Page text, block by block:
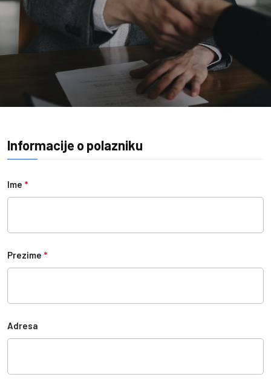
Informacije o polazniku
Ime *
Prezime *
Adresa